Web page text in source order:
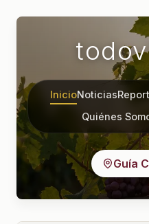
InicioNoticias
Quiénes
Guía